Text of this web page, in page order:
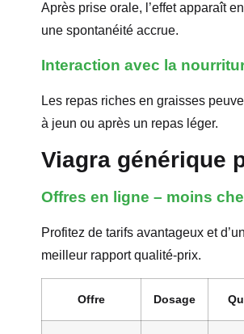
Après prise orale, l’effet apparaît
une spontanéité accrue.
Interaction avec la
Les repas riches en graisses
à jeun ou après un repas léger.
Viagra générique
Offres en ligne – moins
Profitez de tarifs avantageux et d’un
meilleur rapport qualité-prix.
Offre Dosage